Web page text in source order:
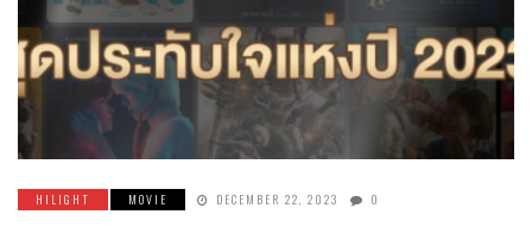
HILIGHT MOVIE DECEMBER 22, 2023 0